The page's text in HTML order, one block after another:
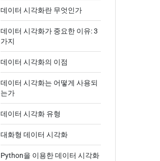
데이터 시각화란 무엇인가
데이터 시각화가 중요한 이유: 3
가지
데이터 시각화의 이점
데이터 시각화는 어떻게 사용되
는가
데이터 시각화 유형
대화형 데이터 시각화
Python을 이용한 데이터 시각화